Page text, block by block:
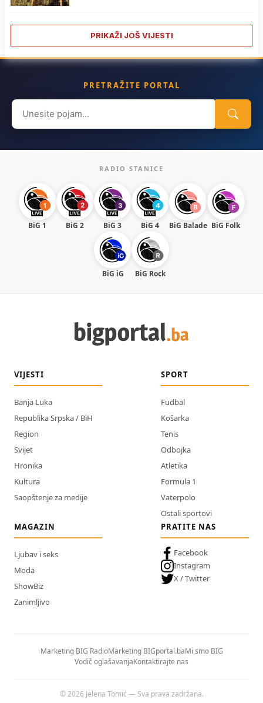
PRIKAŽI JOŠ VIJESTI
PRETRAŽITE PORTAL
Search
for:
RADIO STANICE
BiG 1 BiG 2 BiG 3 BiG 4 BiG Balade BiG Folk
BiG iG BiG Rock
VIJESTI
Banja Luka
Republika Srpska / BiH
Region
Svijet
Hronika
Kultura
Saopštenje za medije
SPORT
Fudbal
Košarka
Tenis
Odbojka
Atletika
Formula 1
Vaterpolo
Ostali sportovi
MAGAZIN
Ljubav i seks
Moda
ShowBiz
Zanimljivo
PRATITE NAS
Facebook
Instagram
X / Twitter
Marketing BIG RadioMarketing BIGportal.baMi smo BIG
Vodič oglašavanjaKontaktirajte nas
© 2026 Jelena Tomić — Sva prava zadržana.